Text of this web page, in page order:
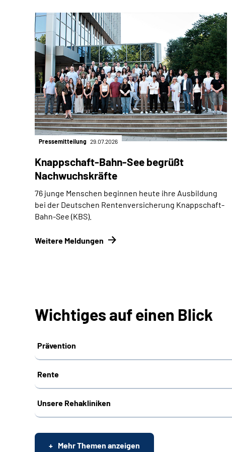
Pressemitteilung 29.07.2026
Knappschaft-Bahn-See begrüßt
Nachwuchskräfte
76 junge Menschen beginnen heute ihre Ausbildung
bei der Deutschen Rentenversicherung Knappschaft-
Bahn-See (KBS).
Weitere Meldungen
Wichtiges auf einen Blick
Prävention
Rente
Unsere Rehakliniken
Mehr Themen anzeigen